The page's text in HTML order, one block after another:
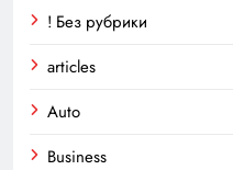
! Без рубрики
articles
Auto
Business